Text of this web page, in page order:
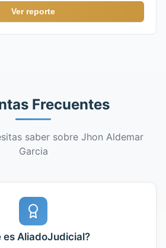
Ver reporte
Frecuentes
saber sobre Jhon Aldemar
Garcia
es AliadoJudicial?